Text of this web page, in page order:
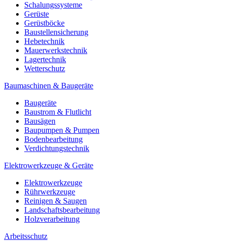
Schalungssysteme
Gerüste
Gerüstböcke
Baustellensicherung
Hebetechnik
Mauerwerkstechnik
Lagertechnik
Wetterschutz
Baumaschinen & Baugeräte
Baugeräte
Baustrom & Flutlicht
Bausägen
Baupumpen & Pumpen
Bodenbearbeitung
Verdichtungstechnik
Elektrowerkzeuge & Geräte
Elektrowerkzeuge
Rührwerkzeuge
Reinigen & Saugen
Landschaftsbearbeitung
Holzverarbeitung
Arbeitsschutz